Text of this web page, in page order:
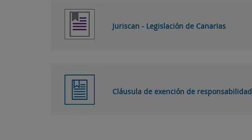
Juriscan - Legislación de Canarias
Cláusula de exención de responsabilidad